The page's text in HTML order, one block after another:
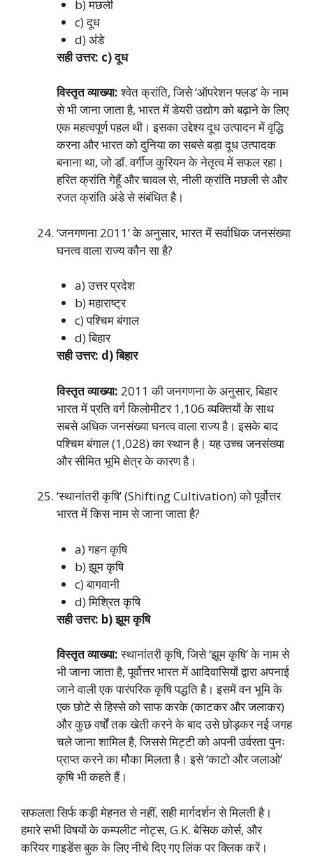
b) मछली
c) दूध
d) अंडे
सही उत्तर: c) दूध
विस्तृत व्याख्या:श्वेत क्रांति, जिसे ‘ऑपरेशन फ्लड’ के नाम
से भी जाना जाता है, भारत में डेयरी उद्योग को बढ़ाने के लिए
एक महत्वपूर्ण पहल थी। इसका उद्देश्य दूध उत्पादन में वृद्धि
करना और भारत को दुनिया का सबसे बड़ा दूध उत्पादक
बनाना था, जो डॉ. वर्गीज कुरियन के नेतृत्व में सफल रहा।
हरित क्रांति गेहूँ और चावल से, नीली क्रांति मछली से और
रजत क्रांति अंडे से संबंधित है।
‘जनगणना 2011’ के अनुसार, भारत में सर्वाधिक जनसंख्या
घनत्व वाला राज्य कौन सा है?
a) उत्तर प्रदेश
b) महाराष्ट्र
c) पश्चिम बंगाल
d) बिहार
सही उत्तर: d) बिहार
विस्तृत व्याख्या: 2011 की जनगणना के अनुसार, बिहार
भारत में प्रति वर्ग किलोमीटर 1,106 व्यक्तियों के साथ
सबसे अधिक जनसंख्या घनत्व वाला राज्य है। इसके बाद
पश्चिम बंगाल (1,028) का स्थान है। यह उच्च जनसंख्या
और सीमित भूमि क्षेत्र के कारण है।
‘स्थानांतरी कृषि’ (Shifting Cultivation) को पूर्वोत्तर
भारत में किस नाम से जाना जाता है?
a) गहन कृषि
b) झूम कृषि
c) बागवानी
d) मिश्रित कृषि
सही उत्तर: b) झूम कृषि
विस्तृत व्याख्या:स्थानांतरी कृषि, जिसे ‘झूम कृषि’ के नाम से
भी जाना जाता है, पूर्वोत्तर भारत में आदिवासियों द्वारा अपनाई
जाने वाली एक पारंपरिक कृषि पद्धति है। इसमें वन भूमि के
एक छोटे से हिस्से को साफ करके (काटकर और जलाकर)
और कुछ वर्षों तक खेती करने के बाद उसे छोड़कर नई जगह
चले जाना शामिल है, जिससे मिट्टी को अपनी उर्वरता पुनः
प्राप्त करने का मौका मिलता है। इसे ‘काटो और जलाओ’
कृषि भी कहते हैं।
सफलता सिर्फ कड़ी मेहनत से नहीं, सही मार्गदर्शन से मिलती है।
हमारे सभी विषयों के कम्पलीट नोट्स, G.K. बेसिक कोर्स, और
करियर गाइडेंस बुक के लिए नीचे दिए गए लिंक पर क्लिक करें।